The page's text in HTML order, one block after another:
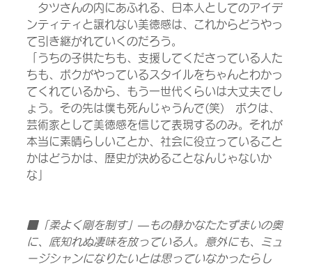
タツさんの内にあふれる、日本人としてのアイデ
ンティティと譲れない美徳感は、これからどうやっ
て引き継がれていくのだろう。
「うちの子供たちも、支援してくださっている人た
ちも、ボクがやっているスタイルをちゃんとわかっ
てくれているから、もう一世代くらいは大丈夫でし
ょう。その先は僕も死んじゃうんで(笑)　ボクは、
芸術家として美徳感を信じて表現するのみ。それが
本当に素晴らしいことか、社会に役立っていること
かはどうかは、歴史が決めることなんじゃないか
な」
■「柔よく剛を制す」―もの静かなたたずまいの奥
に、底知れぬ凄味を放っている人。意外にも、ミュ
ージシャンになりたいとは思っていなかったらし